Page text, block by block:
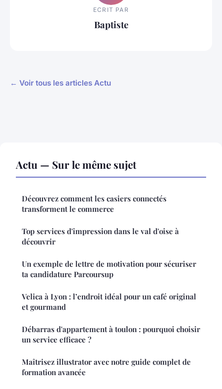
ECRIT PAR
Baptiste
← Voir tous les articles Actu
Actu — Sur le même sujet
Découvrez comment les casiers connectés
transforment le commerce
Top services d'impression dans le val d'oise à
découvrir
Un exemple de lettre de motivation pour sécuriser
ta candidature Parcoursup
Velica à Lyon : l’endroit idéal pour un café original
et gourmand
Débarras d'appartement à toulon : pourquoi choisir
un service efficace ?
Maîtrisez illustrator avec notre guide complet de
formation avancée